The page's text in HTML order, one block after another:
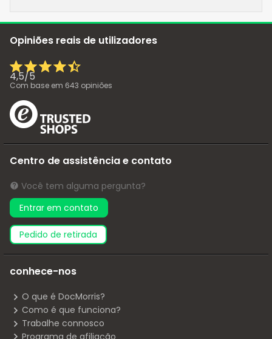
Opiniões reais de utilizadores
4,5/5
Com base em 643 opiniões
Centro de assistência e contato
Você tem alguma pergunta?
Entrar em contato
pedido de retirada
conhece-nos
O que é DocMorris?
Como é que funciona?
Trabalhe connosco